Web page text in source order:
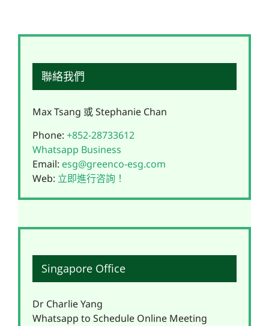
聯絡我們
Max Tsang 或 Stephanie Chan
Phone: +852-28733612
Whatsapp Business
Email: esg@greenco-esg.com
Web: 立即進行咨詢！
Singapore Office
Dr Charlie Yang
Whatsapp to Schedule Online Meeting